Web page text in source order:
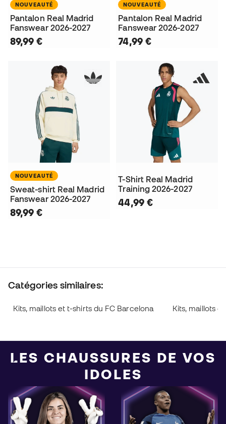
NOUVEAUTÉ
Pantalon Real Madrid
Fanswear 2026-2027
89,99 €
NOUVEAUTÉ
Pantalon Real Madrid
Fanswear 2026-2027
74,99 €
NOUVEAUTÉ
Sweat-shirt Real Madrid
Fanswear 2026-2027
89,99 €
T-Shirt Real Madrid
Training 2026-2027
44,99 €
Catégories similaires:
Kits, maillots et t-shirts du FC Barcelona Kits, maillots
LES CHAUSSURES DE VOS
IDOLES